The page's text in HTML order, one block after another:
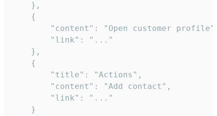
    },
    {
"content": "Open customer
        "link": "..."
    },
    {
        "title": "Actions",
        "content": "Add contact",
        "link": "..."
    }